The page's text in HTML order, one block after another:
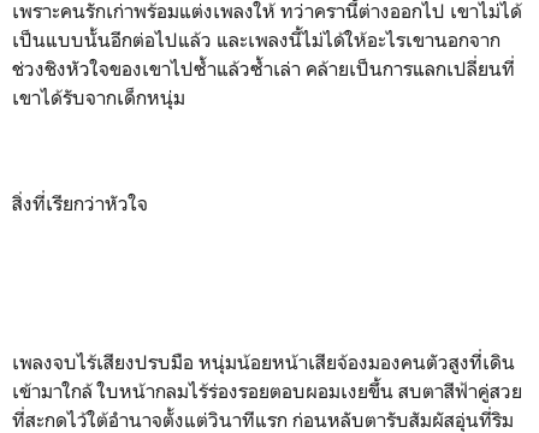
เพราะคนรักเก่าพร้อมแต่งเพลงให้ ทว่าครานี้ต่างออกไป เขาไม่ได้
เป็นแบบนั้นอีกต่อไปแล้ว และเพลงนี้ไม่ได้ให้อะไรเขานอกจาก
ช่วงชิงหัวใจของเขาไปซ้ำแล้วซ้ำเล่า คล้ายเป็นการแลกเปลี่ยนที่
เขาได้รับจากเด็กหนุ่ม
สิ่งที่เรียกว่าหัวใจ
เพลงจบไร้เสียงปรบมือ หนุ่มน้อยหน้าเสียจ้องมองคนตัวสูงที่เดิน
เข้ามาใกล้ ใบหน้ากลมไร้ร่องรอยตอบผอมเงยขึ้น สบตาสีฟ้าคู่สวย
ที่สะกดไว้ใต้อำนาจตั้งแต่วินาทีแรก ก่อนหลับตารับสัมผัสอุ่นที่ริม